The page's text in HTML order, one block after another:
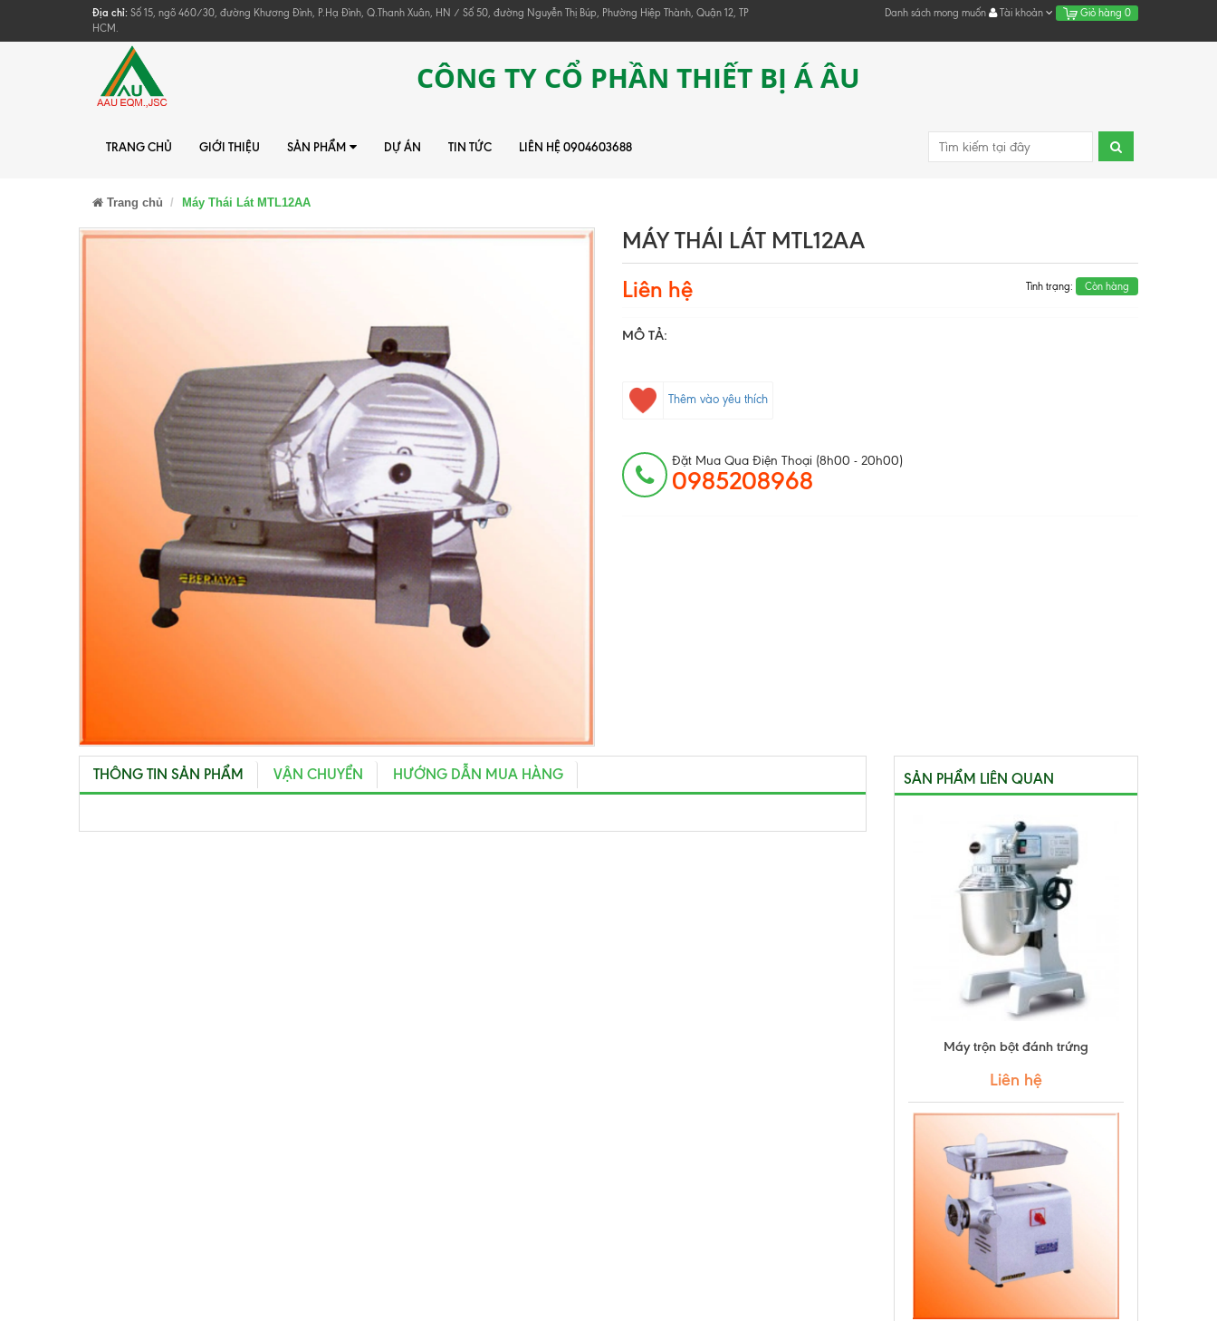
Địa chỉ: Số 15, ngõ 460/30, đường Khương Đình, P.Hạ Đình, Q.Thanh Xuân, HN / Số 50, đường Nguyễn Thị Búp, Phường Hiệp Thành, Quận 12, TP
HCM.
Danh sách mong muốn Tài khoản Giỏ hàng 0
CÔNG TY CỔ PHẦN THIẾT BỊ Á ÂU
TRANG CHỦ GIỚI THIỆU SẢN PHẨM DỰ ÁN TIN TỨC LIÊN HỆ 0904603688
Trang chủ Máy Thái Lát MTL12AA
MÁY THÁI LÁT MTL12AA
Liên hệ
Tình trạng: Còn hàng
MÔ TẢ:
Thêm vào yêu thích
Đặt Mua Qua Điện Thoại (8h00 - 20h00)
0985208968
THÔNG TIN SẢN PHẨM VẬN CHUYỂN HƯỚNG DẪN MUA HÀNG SẢN PHẨM LIÊN QUAN
Máy trộn bột đánh trứng
Liên hệ